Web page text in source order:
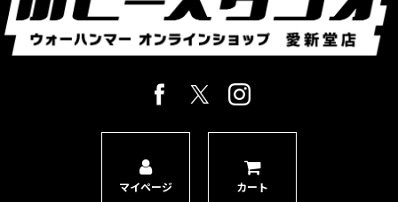
マイページ カート